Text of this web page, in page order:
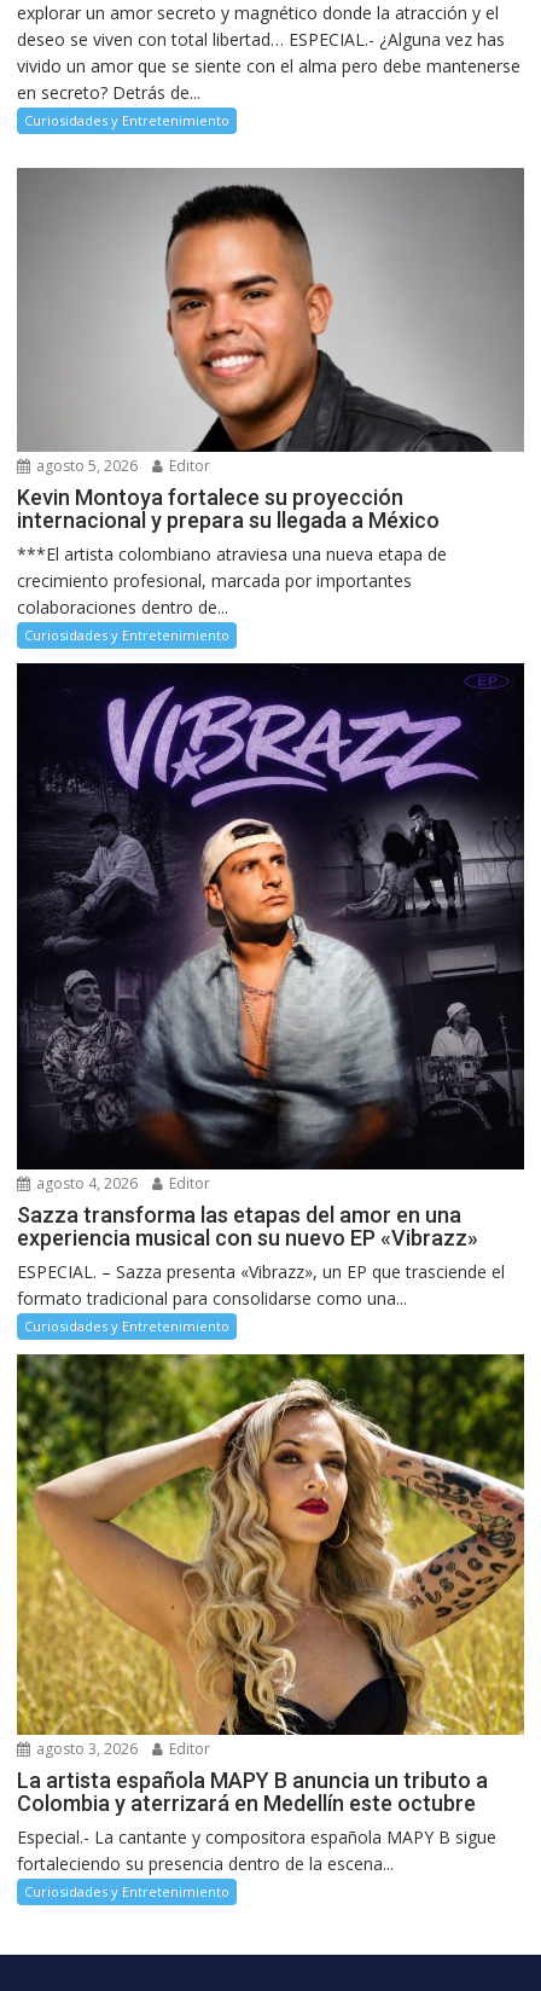
explorar un amor secreto y magnético donde la atracción y el
deseo se viven con total libertad… ESPECIAL.- ¿Alguna vez has
vivido un amor que se siente con el alma pero debe mantenerse
en secreto? Detrás de...
Curiosidades y Entretenimiento
agosto 5, 2026 Editor
Kevin Montoya fortalece su proyección
internacional y prepara su llegada a México
***El artista colombiano atraviesa una nueva etapa de
crecimiento profesional, marcada por importantes
colaboraciones dentro de...
Curiosidades y Entretenimiento
agosto 4, 2026 Editor
Sazza transforma las etapas del amor en una
experiencia musical con su nuevo EP «Vibrazz»
ESPECIAL. – Sazza presenta «Vibrazz», un EP que trasciende el
formato tradicional para consolidarse como una...
Curiosidades y Entretenimiento
agosto 3, 2026 Editor
La artista española MAPY B anuncia un tributo a
Colombia y aterrizará en Medellín este octubre
Especial.- La cantante y compositora española MAPY B sigue
fortaleciendo su presencia dentro de la escena...
Curiosidades y Entretenimiento